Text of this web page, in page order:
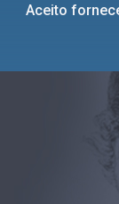
Aceito